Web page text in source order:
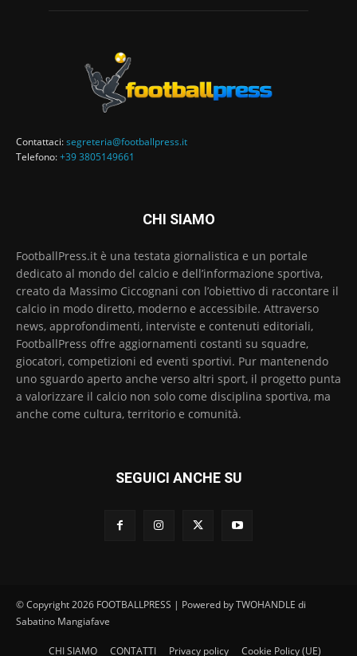
Contattaci:segreteria@footballpress.it
Telefono:+39 3805149661
CHI SIAMO
FootballPress.it è una testata giornalistica e un portale
dedicato al mondo del calcio e dell’informazione sportiva,
creato da Massimo Ciccognani con l’obiettivo di raccontare il
calcio in modo diretto, moderno e accessibile. Attraverso
news, approfondimenti, interviste e contenuti editoriali,
FootballPress offre aggiornamenti costanti su squadre,
giocatori, competizioni ed eventi sportivi. Pur mantenendo
uno sguardo aperto anche verso altri sport, il progetto punta
a valorizzare il calcio non solo come disciplina sportiva, ma
anche come cultura, territorio e comunità.
SEGUICI ANCHE SU
© Copyright 2026 FOOTBALLPRESS | Powered by TWOHANDLE di
Sabatino Mangiafave
CHI SIAMO CONTATTI Privacy policy Cookie Policy (UE)